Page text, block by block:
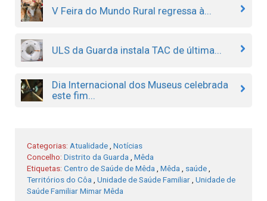
V Feira do Mundo Rural regressa à...
ULS da Guarda instala TAC de última...
Dia Internacional dos Museus celebrada
este fim...
Categorias: Atualidade Notícias
Concelho: Distrito da Guarda
Mêda
Etiquetas: Centro de Saúde de Mêda Mêda saúde
Territórios do Côa
Unidade de Saúde Familiar Unidade de
Saúde Familiar Mimar Mêda